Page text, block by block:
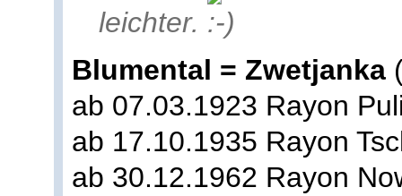
leichter.
Blumental = Zwetjanka
ab 07.03.1923 Rayon
ab 17.10.1935 Rayon
ab 30.12.1962 Rayon